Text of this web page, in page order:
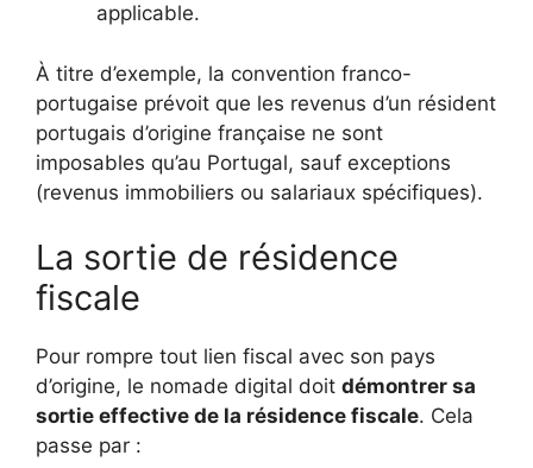
applicable.
À titre d’exemple, la convention franco-
portugaise prévoit que les revenus d’un résident
portugais d’origine française ne sont
imposables qu’au Portugal, sauf exceptions
(revenus immobiliers ou salariaux spécifiques).
La sortie de résidence
fiscale
Pour rompre tout lien fiscal avec son pays
d’origine, le nomade digital doit démontrer sa
sortie effective de la résidence fiscale. Cela
passe par :